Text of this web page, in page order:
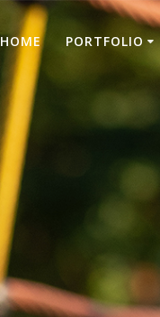
HOME PORTFOLIO